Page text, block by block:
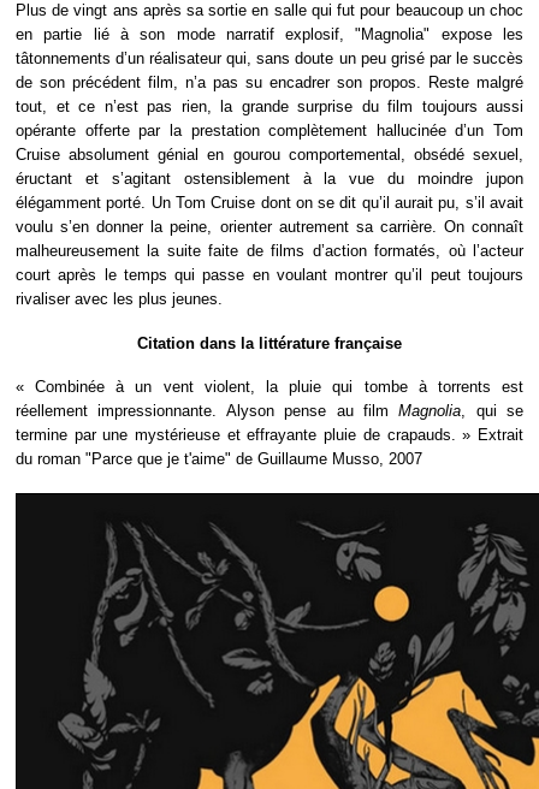
Plus de vingt ans après sa sortie en salle qui fut pour beaucoup un choc
en partie lié à son mode narratif explosif, "Magnolia" expose les
tâtonnements d’un réalisateur qui, sans doute un peu grisé par le succès
de son précédent film, n’a pas su encadrer son propos. Reste malgré
tout, et ce n’est pas rien, la grande surprise du film toujours aussi
opérante offerte par la prestation complètement hallucinée d’un Tom
Cruise absolument génial en gourou comportemental, obsédé sexuel,
éructant et s’agitant ostensiblement à la vue du moindre jupon
élégamment porté. Un Tom Cruise dont on se dit qu’il aurait pu, s’il avait
voulu s’en donner la peine, orienter autrement sa carrière. On connaît
malheureusement la suite faite de films d’action formatés, où l’acteur
court après le temps qui passe en voulant montrer qu’il peut toujours
rivaliser avec les plus jeunes.
Citation dans la littérature française
« Combinée à un vent violent, la pluie qui tombe à torrents est
réellement impressionnante. Alyson pense au filmMagnolia, qui se
termine par une mystérieuse et effrayante pluie de crapauds. » Extrait
du roman "Parce que je t'aime" de Guillaume Musso, 2007